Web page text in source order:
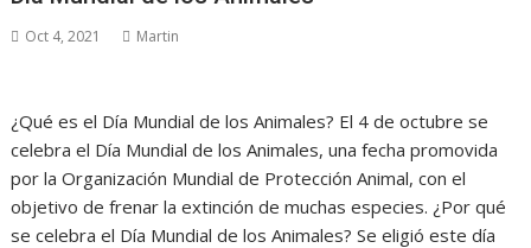
Oct 4, 2021 Martin
¿Qué es el Día Mundial de los Animales? El 4 de octubre se
celebra el Día Mundial de los Animales, una fecha promovida
por la Organización Mundial de Protección Animal, con el
objetivo de frenar la extinción de muchas especies. ¿Por qué
se celebra el Día Mundial de los Animales? Se eligió este día